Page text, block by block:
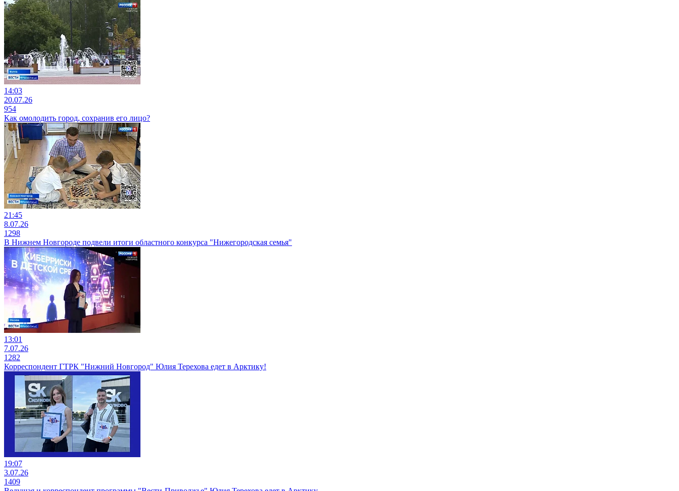
14:03
20.07.26
954
Как омолодить город, сохранив его лицо?
21:45
8.07.26
1298
В Нижнем Новгороде подвели итоги областного конкурса "Нижегородская семья"
13:01
7.07.26
1282
Корреспондент ГТРК "Нижний Новгород" Юлия Терехова едет в Арктику!
19:07
3.07.26
1409